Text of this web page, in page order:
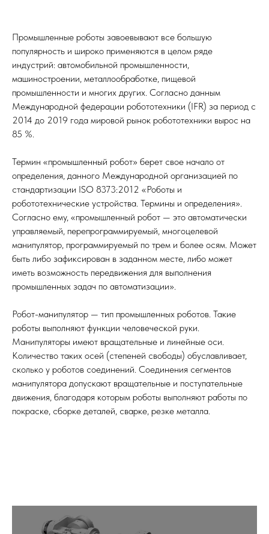
Промышленные роботы завоевывают все большую
популярность и широко применяются в целом ряде
индустрий: автомобильной промышленности,
машиностроении, металлообработке, пищевой
промышленности и многих других. Согласно данным
Международной федерации робототехники (IFR) за период с
2014 до 2019 года мировой рынок робототехники вырос на
85 %.
Термин «промышленный робот» берет свое начало от
определения, данного Международной организацией по
стандартизации ISO 8373:2012 «Роботы и
робототехнические устройства. Термины и определения».
Согласно ему, «промышленный робот — это автоматически
управляемый, перепрограммируемый, многоцелевой
манипулятор, программируемый по трем и более осям. Может
быть либо зафиксирован в заданном месте, либо может
иметь возможность передвижения для выполнения
промышленных задач по автоматизации».
Робот-манипулятор — тип промышленных роботов. Такие
роботы выполняют функции человеческой руки.
Манипуляторы имеют вращательные и линейные оси.
Количество таких осей (степеней свободы) обуславливает,
сколько у роботов соединений. Соединения сегментов
манипулятора допускают вращательные и поступательные
движения, благодаря которым роботы выполняют работы по
покраске, сборке деталей, сварке, резке металла.